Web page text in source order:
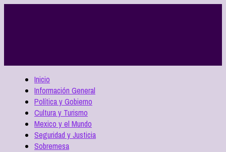
Inicio
Información General
Política y Gobierno
Cultura y Turismo
Mexico y el Mundo
Seguridad y Justicia
Sobremesa